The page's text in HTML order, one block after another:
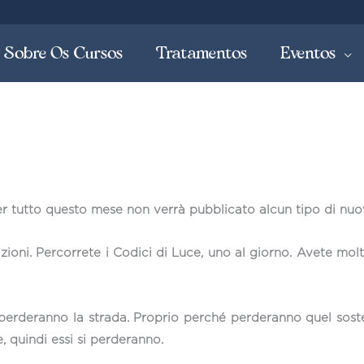
Sobre Os Cursos Tratamentos Eventos
tutto questo mese non verrà pubblicato alcun tipo di
Percorrete i Codici di Luce, uno al giorno. Avete
la strada. Proprio perché perderanno quel
quindi essi si perderanno.